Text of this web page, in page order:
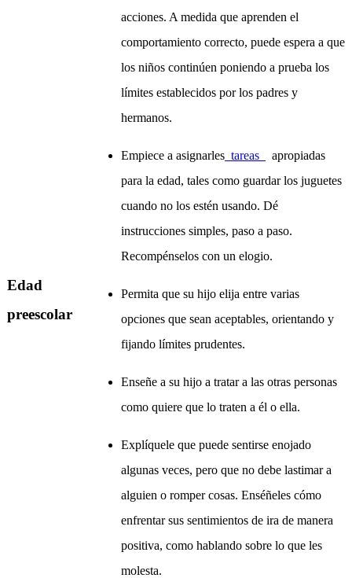
Edad
preescolar
acciones. A medida que aprenden el
comportamiento correcto, puede espera a que
los niños continúen poniendo a prueba los
límites establecidos por los padres y
hermanos.
Empiece a asignarles tareas
apropiadas
para la edad, tales como guardar los juguetes
cuando no los estén usando. Dé
instrucciones simples, paso a paso.
Recompénselos con un elogio.
Permita que su hijo elija entre varias
opciones que sean aceptables, orientando y
fijando límites prudentes.
Enseñe a su hijo a tratar a las otras personas
como quiere que lo traten a él o ella.
Explíquele que puede sentirse enojado
algunas veces, pero que no debe lastimar a
alguien o romper cosas. Enséñeles cómo
enfrentar sus sentimientos de ira de manera
positiva, como hablando sobre lo que les
molesta.